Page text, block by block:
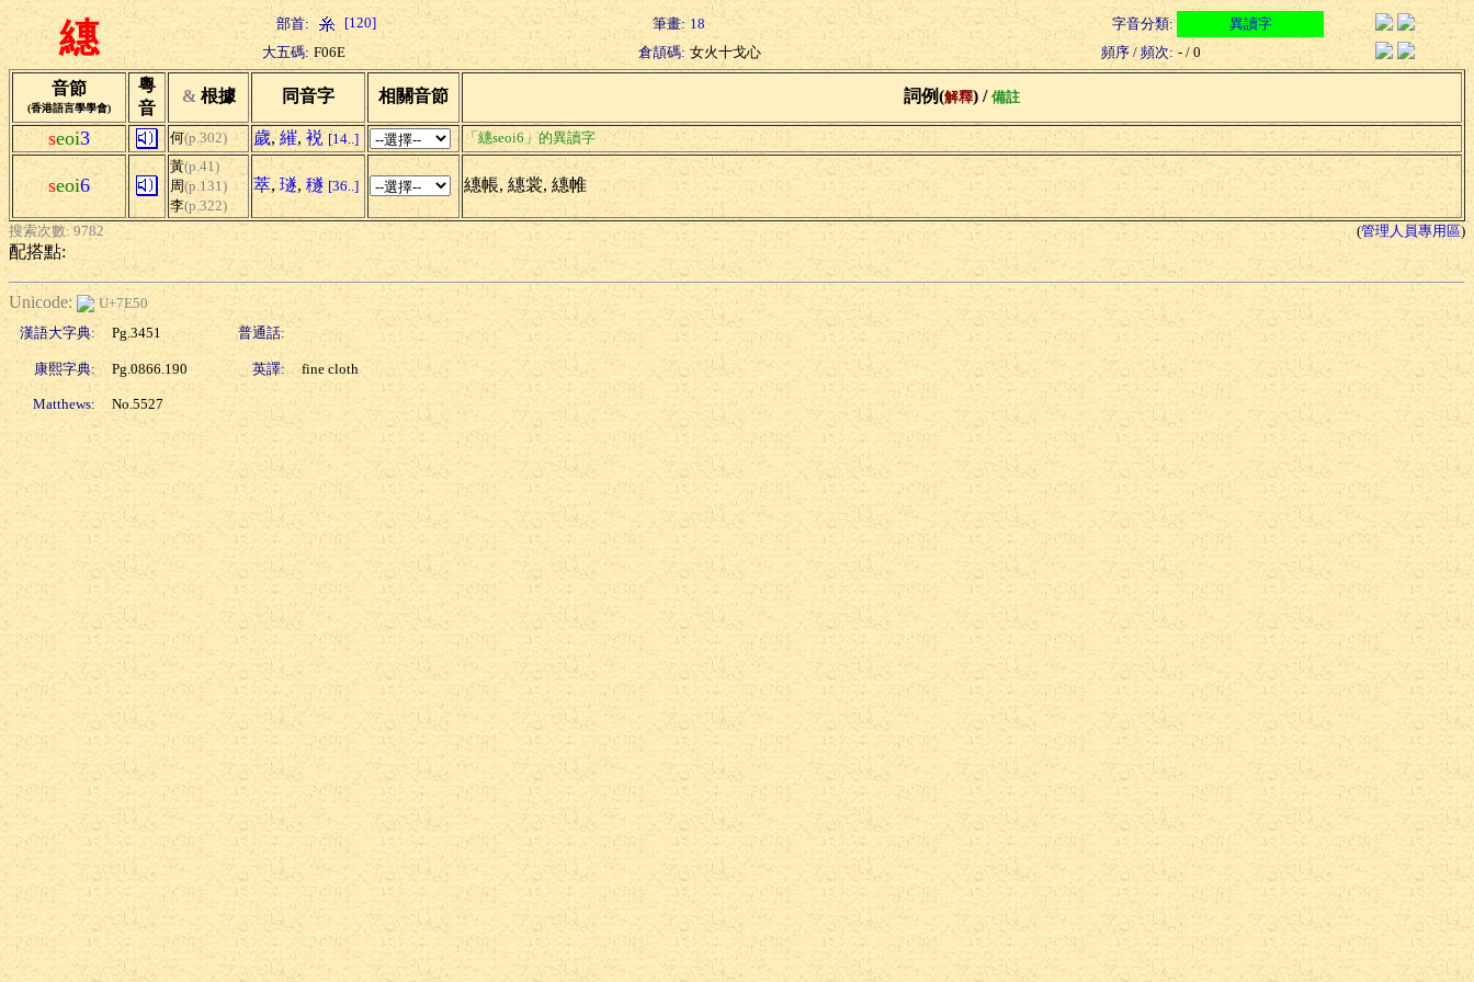
繐 部首: [120] 筆畫: 18 字音分類:
異讀字
大五碼: F06E 倉頡碼: 女火十戈心 頻序 / 頻次: - / 0
音節
(香港語言學學會)
粵
音
& 根據 同音字 相關音節 詞例(解釋) / 備註
seoi3 何(p.302) 歲, 繀, 裞 [14..] 「繐seoi6」的異讀字
seoi6
黃(p.41)
周(p.131)
李(p.322)
萃, 璲, 穟 [36..] 繐帳, 繐裳, 繐帷
搜索次數: 9782 (管理人員專用區)
配搭點:
Unicode:
U+7E50
漢語大字典:
Pg.3451 普通話:
康熙字典: Pg.0866.190 英譯: fine cloth
Matthews: No.5527